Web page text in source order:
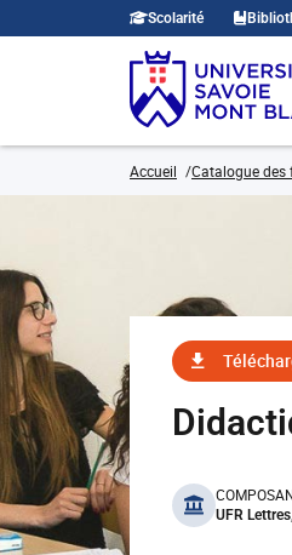
Scolarité
Accueil Catalogue
benefits
UFR